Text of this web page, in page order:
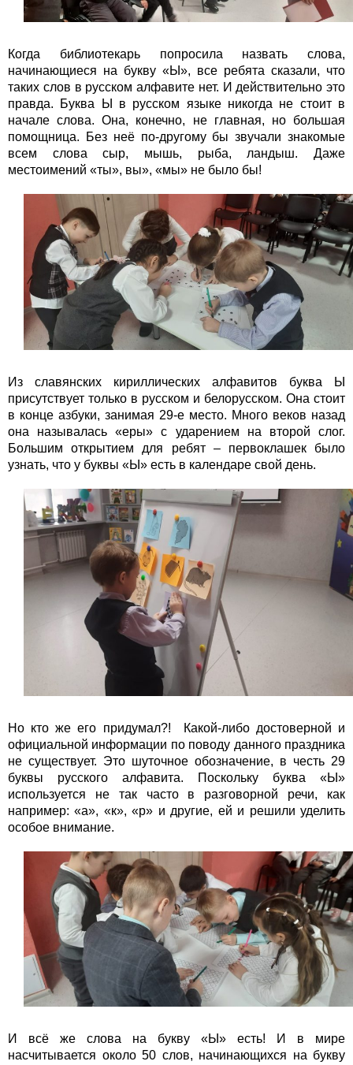
Когда библиотекарь попросила назвать слова,
начинающиеся на букву «Ы», все ребята сказали, что
таких слов в русском алфавите нет. И действительно это
правда. Буква Ы в русском языке никогда не стоит в
начале слова. Она, конечно, не главная, но большая
помощница. Без неё по-другому бы звучали знакомые
всем слова сыр, мышь, рыба, ландыш. Даже
местоимений «ты», вы», «мы» не было бы!
Из славянских кириллических алфавитов буква Ы
присутствует только в русском и белорусском. Она стоит
в конце азбуки, занимая 29-е место. Много веков назад
она называлась «еры» с ударением на второй слог.
Большим открытием для ребят – первоклашек было
узнать, что у буквы «Ы» есть в календаре свой день.
Но кто же его придумал?! Какой-либо достоверной и
официальной информации по поводу данного праздника
не существует. Это шуточное обозначение, в честь 29
буквы русского алфавита. Поскольку буква «Ы»
используется не так часто в разговорной речи, как
например: «а», «к», «р» и другие, ей и решили уделить
особое внимание.
И всё же слова на букву «Ы» есть! И в мире
насчитывается около 50 слов, начинающихся на букву